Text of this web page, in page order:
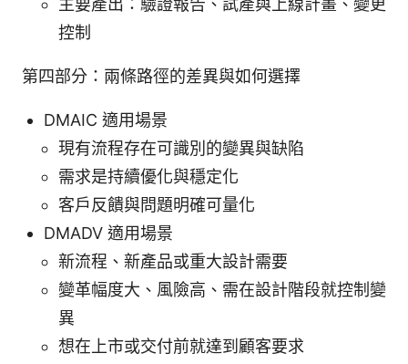
主要產出：驗證報告、試產與上線計畫、變更
控制
第四部分：兩條路徑的差異與如何選擇
DMAIC 適用場景
現有流程存在可識別的變異與缺陷
需求是持續優化與穩定化
客戶反饋與問題明確可量化
DMADV 適用場景
新流程、新產品或重大設計需要
變革幅度大、風險高、需在設計階段就控制變
異
想在上市或交付前就達到顧客要求